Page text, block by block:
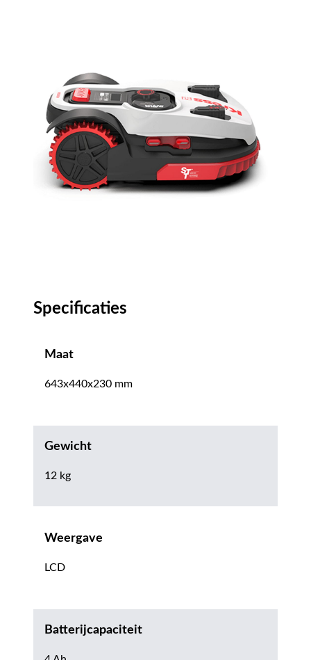
Specificaties
Maat
643x440x230 mm
Gewicht
12 kg
Weergave
LCD
Batterijcapaciteit